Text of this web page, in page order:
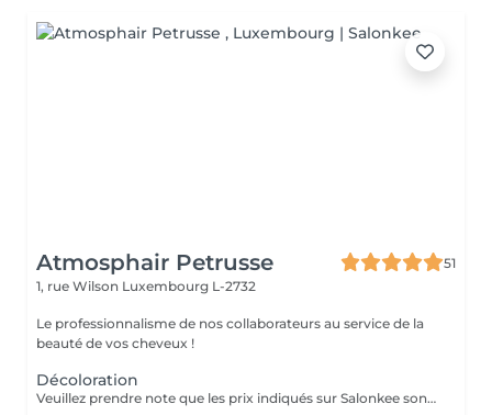
Atmosphair Petrusse
51
1, rue Wilson Luxembourg L-2732
Le professionnalisme de nos collaborateurs au service de la
beauté de vos cheveux !
Décoloration
Veuillez prendre note que les prix indiqués sur Salonkee sont communiqués à titre informatif et s'entendent de base. Ces derniers sont susceptibles de varier selon le diagnostic réalisé à votre arrivée au salon et l'expertise du professionnel à qui vous confiez votre beauté. Dans tous les cas, un devis précis vous sera proposé et toutes réalisations de prestations seront effectuées avec votre accord. Un grand merci d'avance pour votre compréhension. Au plaisir de vous recevoir très vite.